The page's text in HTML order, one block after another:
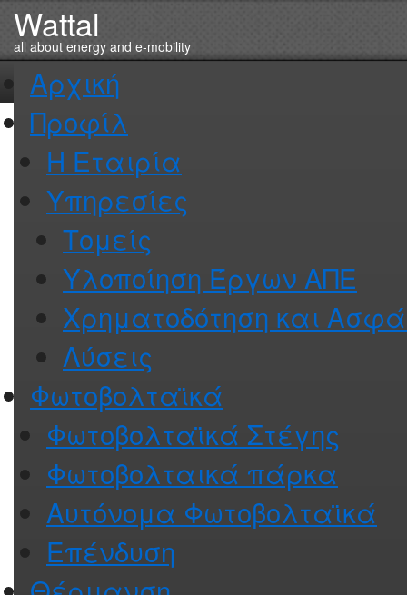
Wattal
Αρχική
Προφίλ
Η Εταιρία
Υπηρεσίες
Τομείς
Υλοποίηση Έργων ΑΠΕ
Χρηματοδότηση και
Λύσεις
Φωτοβολταϊκά
Φωτοβολταϊκά Στέγης
Φωτοβολταικά πάρκα
Αυτόνομα Φωτοβολταϊκά
Επένδυση